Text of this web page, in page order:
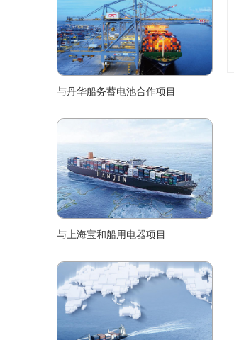
与丹华船务蓄电池合作项目
与上海宝和船用电器项目